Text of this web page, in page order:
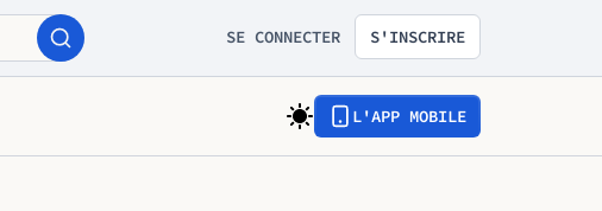
SE CONNECTER S'INSCRIRE
L'APP MOBILE